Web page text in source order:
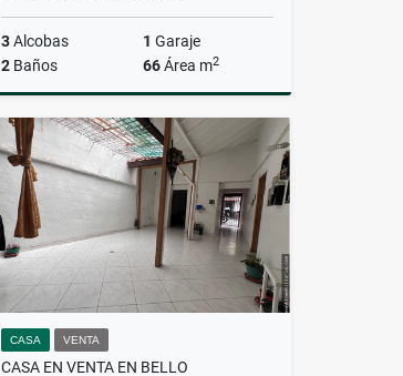
3Alcobas 1 Garaje
2 Baños 66Área m2
$460.000.000
CASA VENTA
CASA EN VENTA EN BELLO